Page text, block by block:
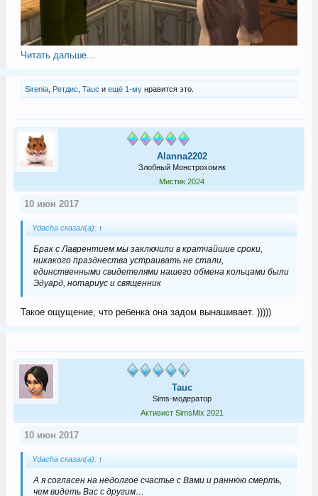
Читать дальше...
Sirenia, Ретдис Tauc и ещё 1-мунравится это.
Alanna2202
Злобный Монстрохомяк
Мистик 2024
10 июн 2017
Ydacha сказал(а): ↑
Брак с Лаврентием мы заключили в кратчайшие сроки,
никакого празднества устраивать не стали,
единственными свидетелями нашего обмена кольцами были
Эдуард, нотариус и священник
Такое ощущение, что ребенка она задом вынашивает. )))))
Tauc
Sims-модератор
Активист SimsMix 2021
10 июн 2017
Ydacha сказал(а): ↑
А я согласен на недолгое счастье с Вами и раннюю смерть,
чем видеть Вас с другим…